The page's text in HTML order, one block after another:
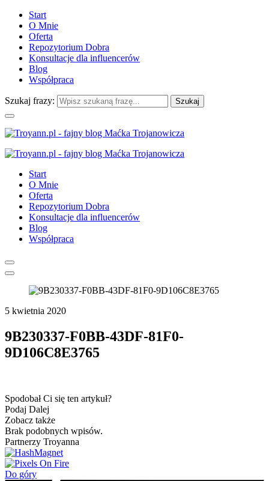
Start
O Mnie
Oferta
Repozytorium Dobra
Konsultacje dla influencerów
Blog
Współpraca
Szukaj frazy:
Start
O Mnie
Oferta
Repozytorium Dobra
Konsultacje dla influencerów
Blog
Współpraca
5 kwietnia 2020
9B230337-F0BB-43DF-81F0-
9D106C8E3765
Spodobał Ci się ten artykuł?
Podaj Dalej
Zobacz także
Brak podobnych wpisów.
Partnerzy Troyanna
Do góry